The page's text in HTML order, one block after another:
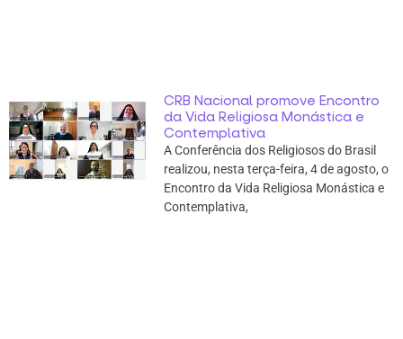
CRB Nacional promove Encontro
da Vida Religiosa Monástica e
Contemplativa
A Conferência dos Religiosos do Brasil
realizou, nesta terça-feira, 4 de agosto, o
Encontro da Vida Religiosa Monástica e
Contemplativa,